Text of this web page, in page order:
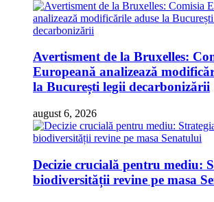
Avertisment de la Bruxelles:
Europeană analizează
la București legii decarbonizării
august 6, 2026
Decizie crucială pentru mediu:
biodiversității revine pe masa